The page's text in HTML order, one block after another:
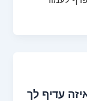
עדיף לך